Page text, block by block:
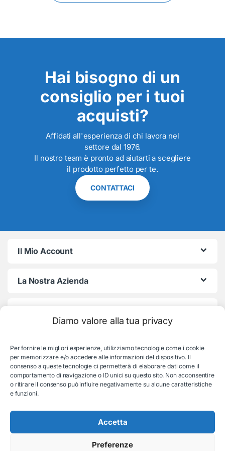
Diamo valore alla tua privacy
Per fornire le migliori esperienze, utilizziamo tecnologie come i cookie
per memorizzare e/o accedere alle informazioni del dispositivo. Il
consenso a queste tecnologie ci permetterà di elaborare dati come il
comportamento di navigazione o ID unici su questo sito. Non acconsentire
o ritirare il consenso può influire negativamente su alcune caratteristiche
e funzioni.
Accetta
Preferenze
Hai bisogno di un
consiglio per i tuoi
acquisti?
Affidati all'esperienza di chi lavora nel
settore dal 1976.
Il nostro team è pronto ad aiutarti a scegliere
il prodotto perfetto per te.
CONTATTACI
Il Mio Account
La Nostra Azienda
035-19831192